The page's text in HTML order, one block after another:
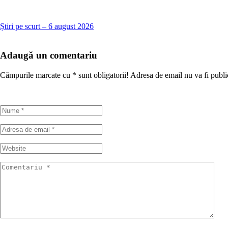
Știri pe scurt – 6 august 2026
Adaugă un comentariu
Câmpurile marcate cu * sunt obligatorii! Adresa de email nu va fi